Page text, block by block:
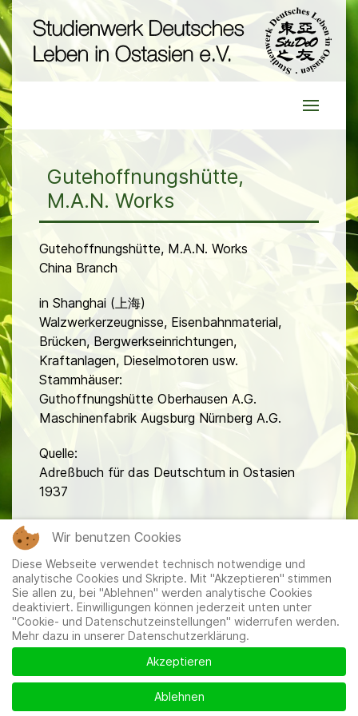
Gutehoffnungshütte,
M.A.N. Works
Gutehoffnungshütte, M.A.N. Works
China Branch
in Shanghai (上海)
Walzwerkerzeugnisse, Eisenbahnmaterial,
Brücken, Bergwerkseinrichtungen,
Kraftanlagen, Dieselmotoren usw.
Stammhäuser:
Guthoffnungshütte Oberhausen A.G.
Maschinenfabrik Augsburg Nürnberg A.G.
Quelle:
Adreßbuch für das Deutschtum in Ostasien
1937
Mitglieder|Impressum|Datenschutzerklärung|Cookie-
und Datenschutzeinstellungen
Wir benutzen Cookies
Diese Webseite verwendet technisch notwendige und
analytische Cookies und Skripte. Mit "Akzeptieren" stimmen
Sie allen zu, bei "Ablehnen" werden analytische Cookies
deaktiviert. Einwilligungen können jederzeit unten unter
"Cookie- und Datenschutzeinstellungen" widerrufen werden.
Mehr dazu in unserer Datenschutzerklärung.
Akzeptieren
Ablehnen